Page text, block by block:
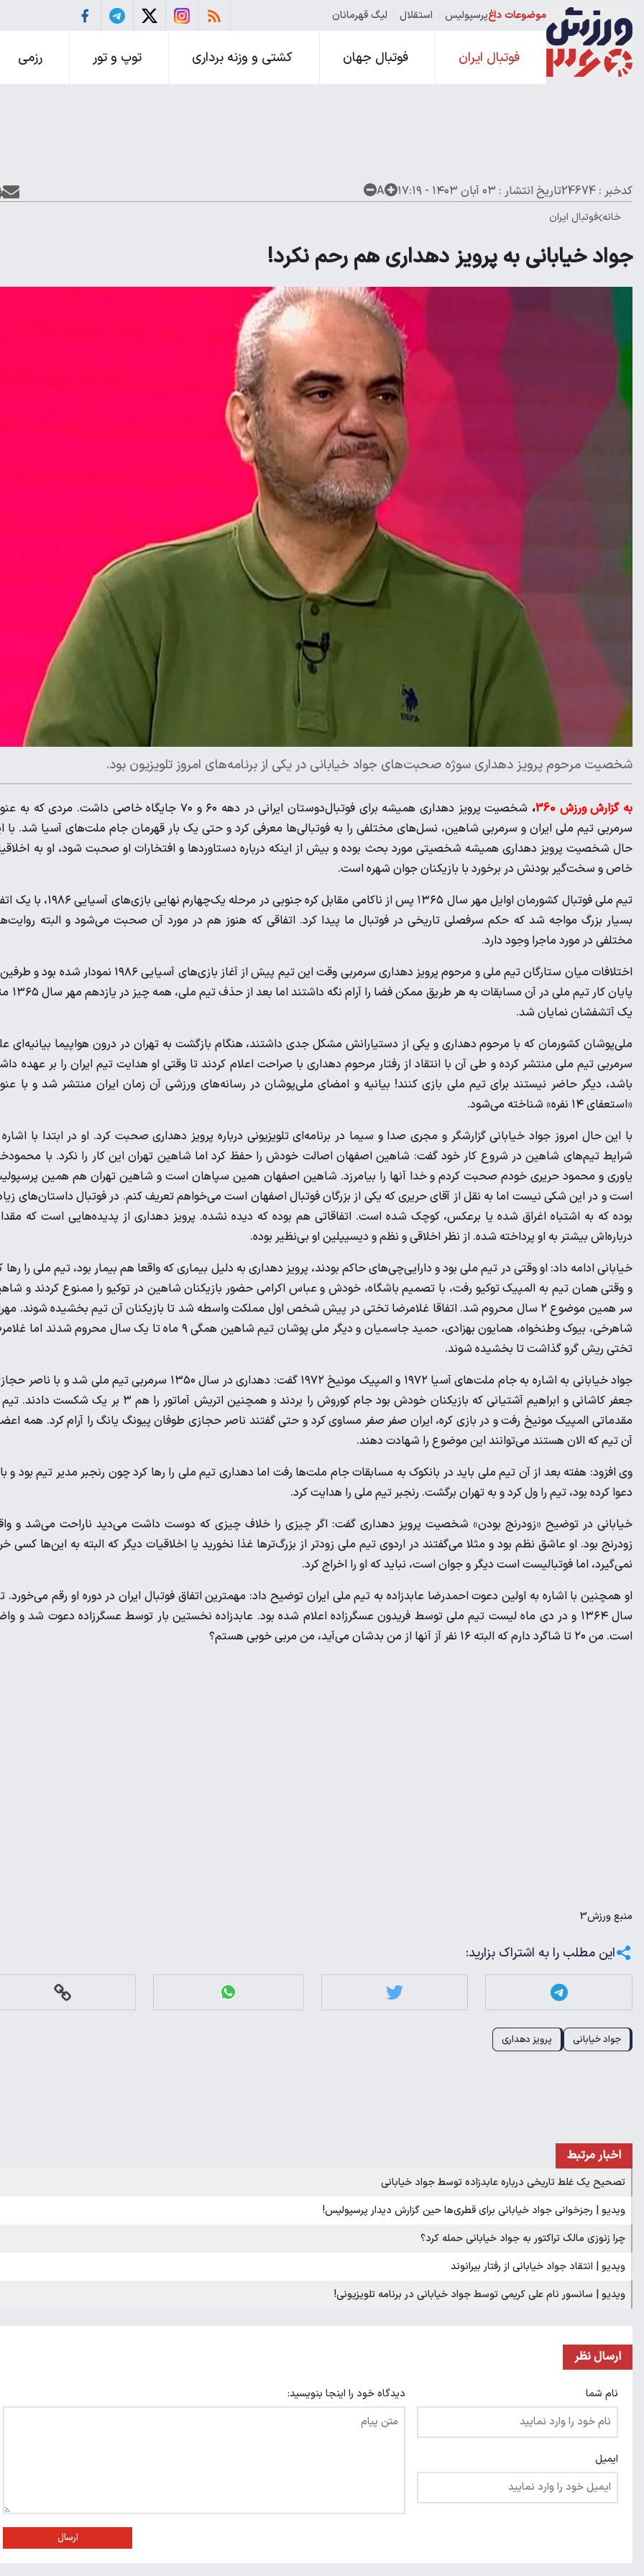
موضوعات داغپرسپولیس استقلال لیگ قهرمانان
فوتبال ایران فوتبال جهان کشتی و وزنه برداری توپ و تور رزمی
کدخبر : 24674 تاریخ انتشار : ۰۳ آبان ۱۴۰۳ - ۱۷:۱۹ A
خانه فوتبال ایران
جواد خیابانی به پرویز دهداری هم رحم نکرد!
شخصیت مرحوم پرویز دهداری سوژه صحبت‌های جواد خیابانی در یکی از برنامه‌های امروز تلویزیون بود.
به گزارش ورزش 360 ،
شخصیت پرویز دهداری همیشه برای فوتبال‌دوستان ایرانی در دهه ۶۰ و ۷۰ جایگاه خاصی داشت. مردی که
سرمربی تیم ملی ایران و سرمربی شاهین، نسل‌های مختلفی را به فوتبالی‌ها معرفی کرد و حتی یک بار قهرمان جام ملت‌های آسیا شد. با
حال شخصیت پرویز دهداری همیشه شخصیتی مورد بحث بوده و بیش از اینکه درباره دستاوردها و افتخارات او صحبت شود، او به
خاص و سخت‌گیر بودنش در برخورد با بازیکنان جوان شهره است.
تیم ملی فوتبال کشورمان اوایل مهر سال ۱۳۶۵ پس از ناکامی مقابل کره جنوبی در مرحله یک‌چهارم نهایی
بسیار بزرگ مواجه شد که حکم سرفصلی تاریخی در فوتبال ما پیدا کرد. اتفاقی که هنوز هم در مورد آن صحبت می‌شود و البته
مختلفی در مورد ماجرا وجود دارد.
اختلافات میان ستارگان تیم ملی و مرحوم پرویز دهداری سرمربی وقت این تیم پیش از آغاز بازی‌های آسیایی ۱۹۸۶ نمودار
پایان کار تیم ملی در آن مسابقات
یک آتشفشان نمایان شد.
ملی‌پوشان کشورمان که با مرحوم دهداری و یکی از دستیارانش مشکل جدی داشتند، هنگام بازگشت به تهران در درون هواپیما بیانیه‌ای
سرمربی تیم ملی منتشر کرده و طی آن با انتقاد از رفتار مرحوم دهداری با صراحت اعلام کردند تا وقتی او هدایت تیم ایران را بر عهده
باشد، دیگر حاضر نیستند برای تیم ملی بازی کنند! بیانیه و امضای ملی‌پوشان در رسانه‌های ورزشی آن زمان ایران منتشر شد و با
«استعفای ۱۴ نفره» شناخته می‌شود.
با این حال امروز جواد خیابانی گزارشگر و مجری صدا و سیما در برنامه‌ای تلویزیونی درباره پرویز دهداری صحبت کرد. او در ابتدا با
شرایط تیم‌های شاهین در شروع کار خود گفت: شاهین اصفهان اصالت خودش را حفظ کرد اما شاهین تهران این کار را نکرد. با
یاوری و محمود حریری خودم صحبت کردم و خدا آنها را بیامرزد. شاهین اصفهان همین سپاهان است و شاهین تهران هم همین
است و در این شکی نیست اما به نقل از آقای حریری که یکی از بزرگان فوتبال اصفهان است می‌خواهم تعریف کنم. در فوتبال داستان‌های
بوده که به اشتباه اغراق شده یا برعکس، کوچک شده است. اتفاقاتی هم بوده که دیده نشده. پرویز دهداری از پدیده‌هایی است که
درباره‌اش بیشتر به او پرداخته شده. از نظر اخلاقی و نظم و دیسیپلین او بی‌نظیر بوده.
خیابانی ادامه داد: او وقتی در تیم ملی بود و دارایی‌چی‌های حاکم بودند، پرویز دهداری به دلیل بیماری که واقعا هم بیمار بود، تیم ملی را رها
و وقتی همان تیم به المپیک توکیو رفت، با تصمیم باشگاه، خودش و عباس اکرامی حضور بازیکنان شاهین در توکیو را ممنوع کردند و
سر همین موضوع ۲ سال محروم شد. اتفاقا غلامرضا تختی در پیش شخص اول مملکت واسطه شد تا بازیکنان آن تیم بخشیده شوند.
شاهرخی، بیوک وطنخواه، همایون بهزادی، حمید جاسمیان و دیگر ملی پوشان تیم شاهین همگی ۹ ماه تا یک سال محروم شدند
تختی ریش گرو گذاشت تا بخشیده شوند.
جواد خیابانی به اشاره به جام ملت‌های آسیا ۱۹۷۲ و المپیک مونیخ ۱۹۷۲ گفت: دهداری در سال ۱۳۵۰ سرمربی تیم ملی شد و با
جعفر کاشانی و ابراهیم آشتیانی که بازیکنان خودش بود جام کوروش را بردند و همچنین اتریش آماتور را هم ۳ بر یک شکست
مقدماتی المپیک مونیخ رفت و در بازی کره، ایران صفر صفر مساوی کرد و حتی گفتند ناصر حجازی طوفان پیونگ یانگ را آرام کرد. همه
آن تیم که الان هستند می‌توانند این موضوع را شهادت دهند.
وی افزود: هفته بعد از آن تیم ملی باید در بانکوک به مسابقات جام ملت‌ها رفت اما دهداری تیم ملی را رها کرد چون رنجبر مدیر تیم بود و
دعوا کرده بود، تیم را ول کرد و به تهران برگشت. رنجبر تیم ملی را هدایت کرد.
خیابانی در توضیح «زودرنج بودن» شخصیت پرویز دهداری گفت: اگر چیزی را خلاف چیزی که دوست داشت می‌دید ناراحت می‌شد و
زودرنج بود. او عاشق نظم بود و مثلا می‌گفتند در اردوی تیم ملی زودتر از بزرگ‌ترها غذا نخورید یا اخلاقیات دیگر که البته به این‌ها کسی
نمی‌گیرد، اما فوتبالیست است دیگر و جوان است، نباید که او را اخراج کرد.
او همچنین با اشاره به اولین دعوت احمدرضا عابدزاده به تیم ملی ایران توضیح داد: مهمترین اتفاق فوتبال ایران در دوره او رقم می‌خورد.
سال ۱۳۶۴ و در دی ماه لیست تیم ملی توسط فریدون عسگرزاده اعلام شده بود. عابدزاده نخستین بار توسط عسگرزاده دعوت شد و
است. من ۲۰ تا شاگرد دارم که البته ۱۶ نفر آز آنها از من بدشان می‌آید، من مربی خوبی هستم؟
منبعورزش3
این مطلب را به اشتراک بزارید:
جواد خیابانی پرویز دهداری
اخبار مرتبط
تصحیح یک غلط تاریخی درباره عابدزاده توسط جواد خیابانی
ویدیو | رجزخوانی جواد خیابانی برای قطری‌ها حین گزارش دیدار پرسپولیس!
چرا زنوزی مالک تراکتور به جواد خیابانی حمله کرد؟
ویدیو | انتقاد جواد خیابانی از رفتار بیرانوند
ویدیو | سانسور نام علی کریمی توسط جواد خیابانی در برنامه تلویزیونی!
ارسال نظر
نام شما
ایمیل
دیدگاه خود را اینجا بنویسید:
ارسال